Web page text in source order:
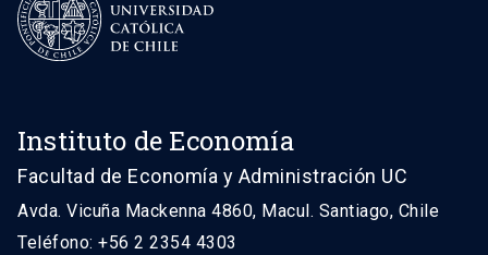
Instituto de Economía
Facultad de Economía y Administración UC
Avda. Vicuña Mackenna 4860, Macul. Santiago, Chile
Teléfono: +56 2 2354 4303